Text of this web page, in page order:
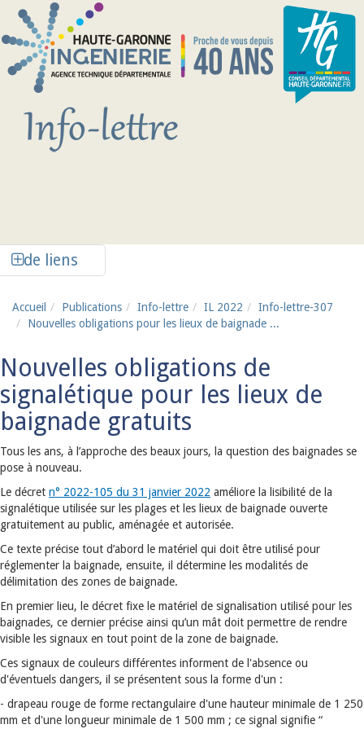
Aller au contenu principal
de liens
Accueil Publications Info-lettre IL 2022
Info-lettre-307
Nouvelles obligations pour les lieux de baignade ...
Nouvelles obligations de
signalétique pour les lieux de
baignade gratuits
Tous les ans, à l’approche des beaux jours, la question des baignades se
pose à nouveau.
Le décret n° 2022-105 du 31 janvier 2022 améliore la lisibilité de la
signalétique utilisée sur les plages et les lieux de baignade ouverte
gratuitement au public, aménagée et autorisée.
Ce texte précise tout d’abord le matériel qui doit être utilisé pour
réglementer la baignade, ensuite, il détermine les modalités de
délimitation des zones de baignade.
En premier lieu, le décret fixe le matériel de signalisation utilisé pour les
baignades, ce dernier précise ainsi qu’un mât doit permettre de rendre
visible les signaux en tout point de la zone de baignade.
Ces signaux de couleurs différentes informent de l'absence ou
d'éventuels dangers, il se présentent sous la forme d'un :
- drapeau rouge de forme rectangulaire d'une hauteur minimale de 1 250
mm et d'une longueur minimale de 1 500 mm ; ce signal signifie “